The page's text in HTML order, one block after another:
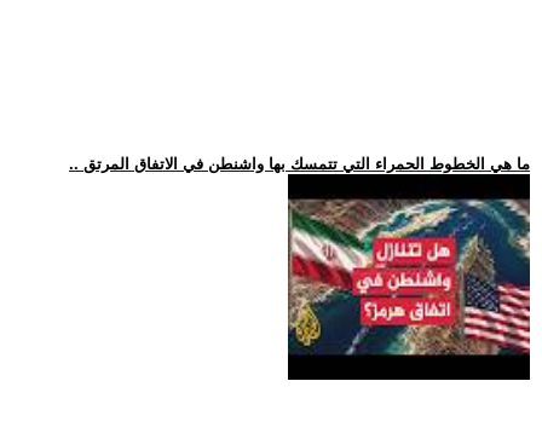
.. ما هي الخطوط الحمراء التي تتمسك بها واشنطن في الاتفاق المرتق